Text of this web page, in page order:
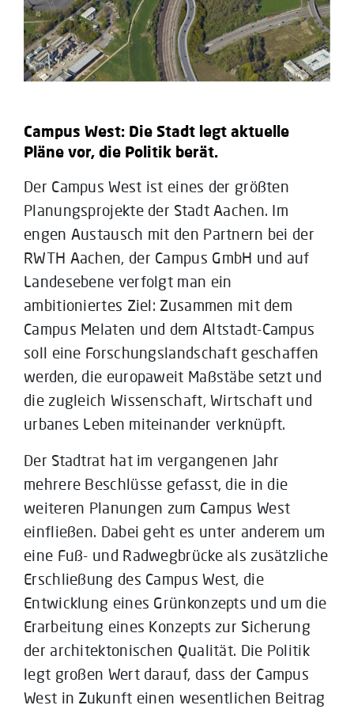
Campus West: Die Stadt legt aktuelle
Pläne vor, die Politik berät.
Der Campus West ist eines der größten
Planungsprojekte der Stadt Aachen. Im
engen Austausch mit den Partnern bei der
RWTH Aachen, der Campus GmbH und auf
Landesebene verfolgt man ein
ambitioniertes Ziel: Zusammen mit dem
Campus Melaten und dem Altstadt-Campus
soll eine Forschungslandschaft geschaffen
werden, die europaweit Maßstäbe setzt und
die zugleich Wissenschaft, Wirtschaft und
urbanes Leben miteinander verknüpft.
Der Stadtrat hat im vergangenen Jahr
mehrere Beschlüsse gefasst, die in die
weiteren Planungen zum Campus West
einfließen. Dabei geht es unter anderem um
eine Fuß- und Radwegbrücke als zusätzliche
Erschließung des Campus West, die
Entwicklung eines Grünkonzepts und um die
Erarbeitung eines Konzepts zur Sicherung
der architektonischen Qualität. Die Politik
legt großen Wert darauf, dass der Campus
West in Zukunft einen wesentlichen Beitrag